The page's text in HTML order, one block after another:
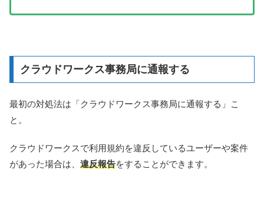
クラウドワークス事務局に通報する
最初の対処法は「クラウドワークス事務局に通報する」こ
と。
クラウドワークスで利用規約を違反しているユーザーや案件
があった場合は、 違反報告をすることができます。